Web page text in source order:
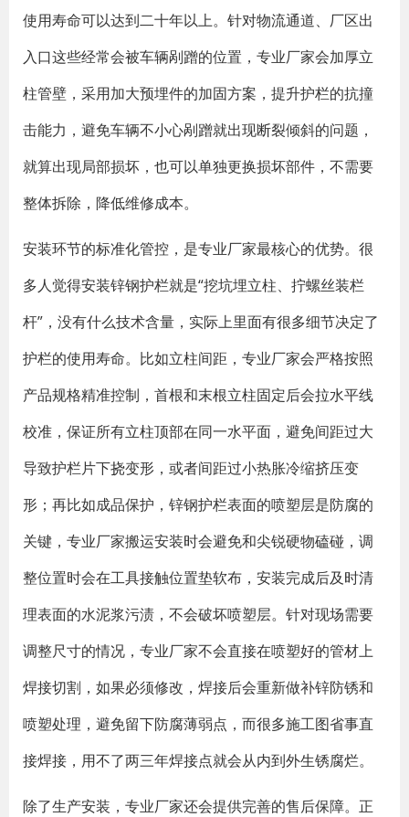
使用寿命可以达到二十年以上。针对物流通道、厂区出
入口这些经常会被车辆剐蹭的位置，专业厂家会加厚立
柱管壁，采用加大预埋件的加固方案，提升护栏的抗撞
击能力，避免车辆不小心剐蹭就出现断裂倾斜的问题，
就算出现局部损坏，也可以单独更换损坏部件，不需要
整体拆除，降低维修成本。
安装环节的标准化管控，是专业厂家最核心的优势。很
多人觉得安装锌钢护栏就是“挖坑埋立柱、拧螺丝装栏
杆”，没有什么技术含量，实际上里面有很多细节决定了
护栏的使用寿命。比如立柱间距，专业厂家会严格按照
产品规格精准控制，首根和末根立柱固定后会拉水平线
校准，保证所有立柱顶部在同一水平面，避免间距过大
导致护栏片下挠变形，或者间距过小热胀冷缩挤压变
形；再比如成品保护，锌钢护栏表面的喷塑层是防腐的
关键，专业厂家搬运安装时会避免和尖锐硬物磕碰，调
整位置时会在工具接触位置垫软布，安装完成后及时清
理表面的水泥浆污渍，不会破坏喷塑层。针对现场需要
调整尺寸的情况，专业厂家不会直接在喷塑好的管材上
焊接切割，如果必须修改，焊接后会重新做补锌防锈和
喷塑处理，避免留下防腐薄弱点，而很多施工图省事直
接焊接，用不了两三年焊接点就会从内到外生锈腐烂。
除了生产安装，专业厂家还会提供完善的售后保障。正